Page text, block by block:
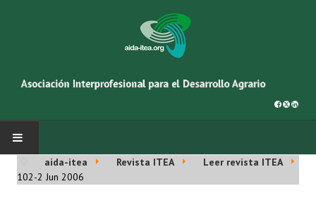
INICIO
aida-itea Revista ITEA
Leer revista ITEA
102-2 Jun 2006